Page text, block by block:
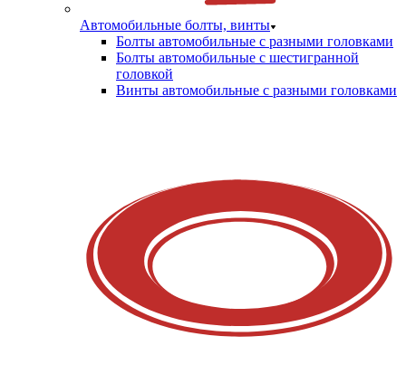
Автомобильные болты, винты
Болты автомобильные с разными головками
Болты автомобильные с шестигранной
головкой
Винты автомобильные с разными головками